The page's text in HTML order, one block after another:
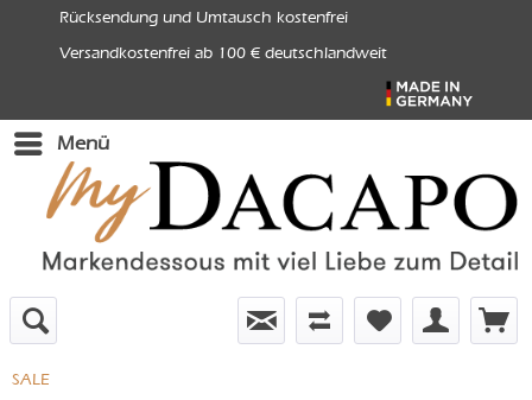
Rücksendung und Umtausch kostenfrei
Versandkostenfrei ab 100 € deutschlandweit
Menü
SALE